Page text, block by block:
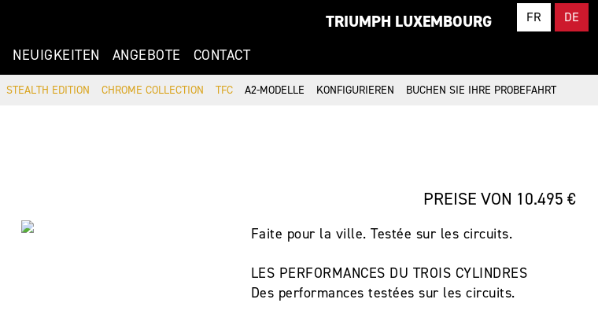
TRIUMPH LUXEMBOURG FR DE
NEUIGKEITEN ANGEBOTE CONTACT
STEALTH EDITION CHROME COLLECTION TFC A2-MODELLE KONFIGURIEREN BUCHEN SIE IHRE PROBEFAHRT
PREISE VON 10.495 €
Faite pour la ville. Testée sur les circuits.
LES PERFORMANCES DU TROIS CYLINDRES
Des performances testées sur les circuits.